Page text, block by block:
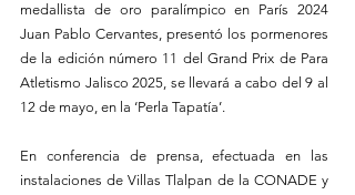
medallista de oro paralímpico en París 2024
Juan Pablo Cervantes, presentó los pormenores
de la edición número 11 del Grand Prix de Para
Atletismo Jalisco 2025, se llevará a cabo del 9 al
12 de mayo, en la ‘Perla Tapatía’.
En conferencia de prensa, efectuada en las
instalaciones de Villas Tlalpan de la CONADE y